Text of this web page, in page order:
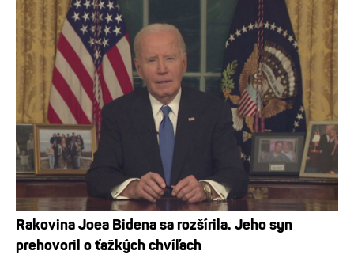
Rakovina Joea Bidena sa rozšírila. Jeho syn
prehovoril o ťažkých chvíľach